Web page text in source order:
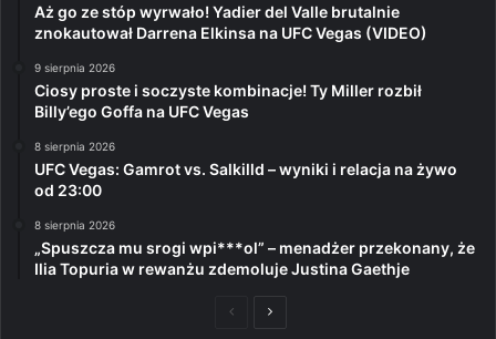
Aż go ze stóp wyrwało! Yadier del Valle brutalnie
znokautował Darrena Elkinsa na UFC Vegas (VIDEO)
9 sierpnia 2026
Ciosy proste i soczyste kombinacje! Ty Miller rozbił
Billy’ego Goffa na UFC Vegas
8 sierpnia 2026
UFC Vegas: Gamrot vs. Salkilld – wyniki i relacja na żywo
od 23:00
8 sierpnia 2026
„Spuszcza mu srogi wpi***ol” – menadżer przekonany, że
Ilia Topuria w rewanżu zdemoluje Justina Gaethje
PoprzedniaNastępna